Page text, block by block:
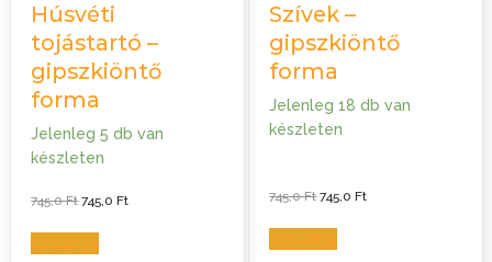
Húsvéti
tojástartó –
gipszkiöntő
forma
Jelenleg 5 db van
készleten
745,0FtOriginal
price
745,0 Ft.
745,0FtCurrent
Kosárba
Szívek –
gipszkiöntő
forma
Jelenleg 18 db van
készleten
745,0FtOriginal
price
745,0 Ft.
745,0FtCurrent
Kosárba